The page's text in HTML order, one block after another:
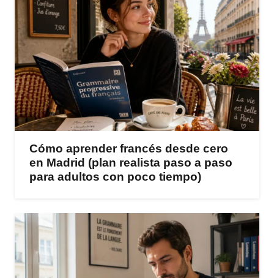
Cómo aprender francés desde cero
en Madrid (plan realista paso a paso
para adultos con poco tiempo)